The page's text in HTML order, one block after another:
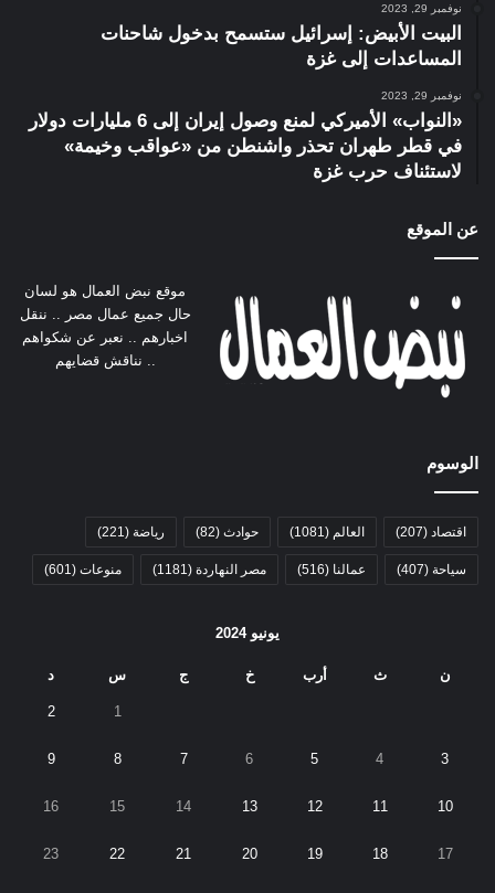
نوفمبر 29, 2023
البيت الأبيض: إسرائيل ستسمح بدخول شاحنات
المساعدات إلى غزة
نوفمبر 29, 2023
«النواب» الأميركي لمنع وصول إيران إلى 6 مليارات دولار
في قطر طهران تحذر واشنطن من «عواقب وخيمة»
لاستئناف حرب غزة
عن الموقع
موقع نبض العمال هو لسان
حال جميع عمال مصر .. ننقل
اخبارهم .. نعبر عن شكواهم
.. نناقش قضايهم
الوسوم
اقتصاد (207) العالم (1081) حوادث (82) رياضة (221)
سياحة (407) عمالنا (516) مصر النهاردة (1181) منوعات (601)
يونيو 2024
ن ث أرب خ ج س د
1
2
3
4
5
6
7
8
9
10
11
12
13
14
15
16
17
18
19
20
21
22
23